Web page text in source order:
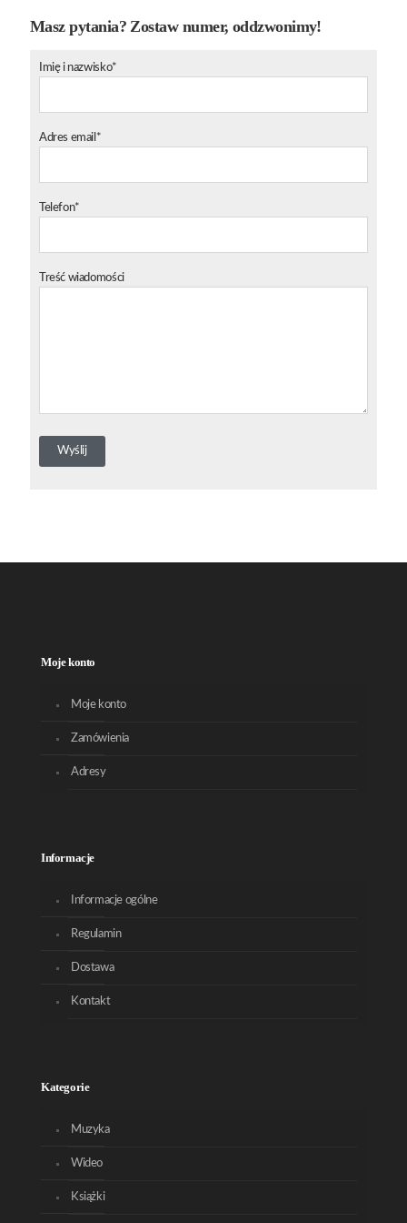
Masz pytania? Zostaw numer, oddzwonimy!
Imię i nazwisko*
Adres email*
Telefon*
Treść wiadomości
Moje konto
Moje konto
Zamówienia
Adresy
Informacje
Informacje ogólne
Regulamin
Dostawa
Kontakt
Kategorie
Muzyka
Wideo
Książki